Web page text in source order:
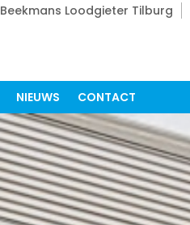
Beekmans Loodgieter Tilburg
NIEUWS CONTACT